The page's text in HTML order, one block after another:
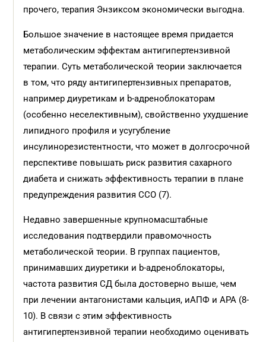
прочего, терапия Энзиксом экономически выгодна.
Большое значение в настоящее время придается
метаболическим эффектам антигипертензивной
терапии. Суть метаболической теории заключается
в том, что ряду антигипертензивных препаратов,
например диуретикам и b-адреноблокаторам
(особенно неселективным), свойственно ухудшение
липидного профиля и усугубление
инсулинорезистентности, что может в долгосрочной
перспективе повышать риск развития сахарного
диабета и снижать эффективность терапии в плане
предупреждения развития ССО (7).
Недавно завершенные крупномасштабные
исследования подтвердили правомочность
метаболической теории. В группах пациентов,
принимавших диуретики и b-адреноблокаторы,
частота развития СД была достоверно выше, чем
при лечении антагонистами кальция, иАПФ и АРА (8-
10). В связи с этим эффективность
антигипертензивной терапии необходимо оценивать